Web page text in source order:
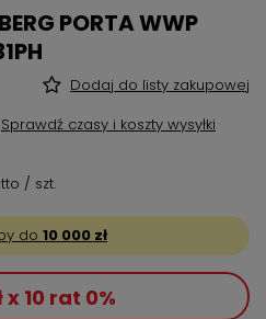
PORTA WWP
Dodaj do listy zakupowej
Sprawdź czasy i koszty wysyłki
/ szt.
do 10 000 zł
x 10 rat 0%